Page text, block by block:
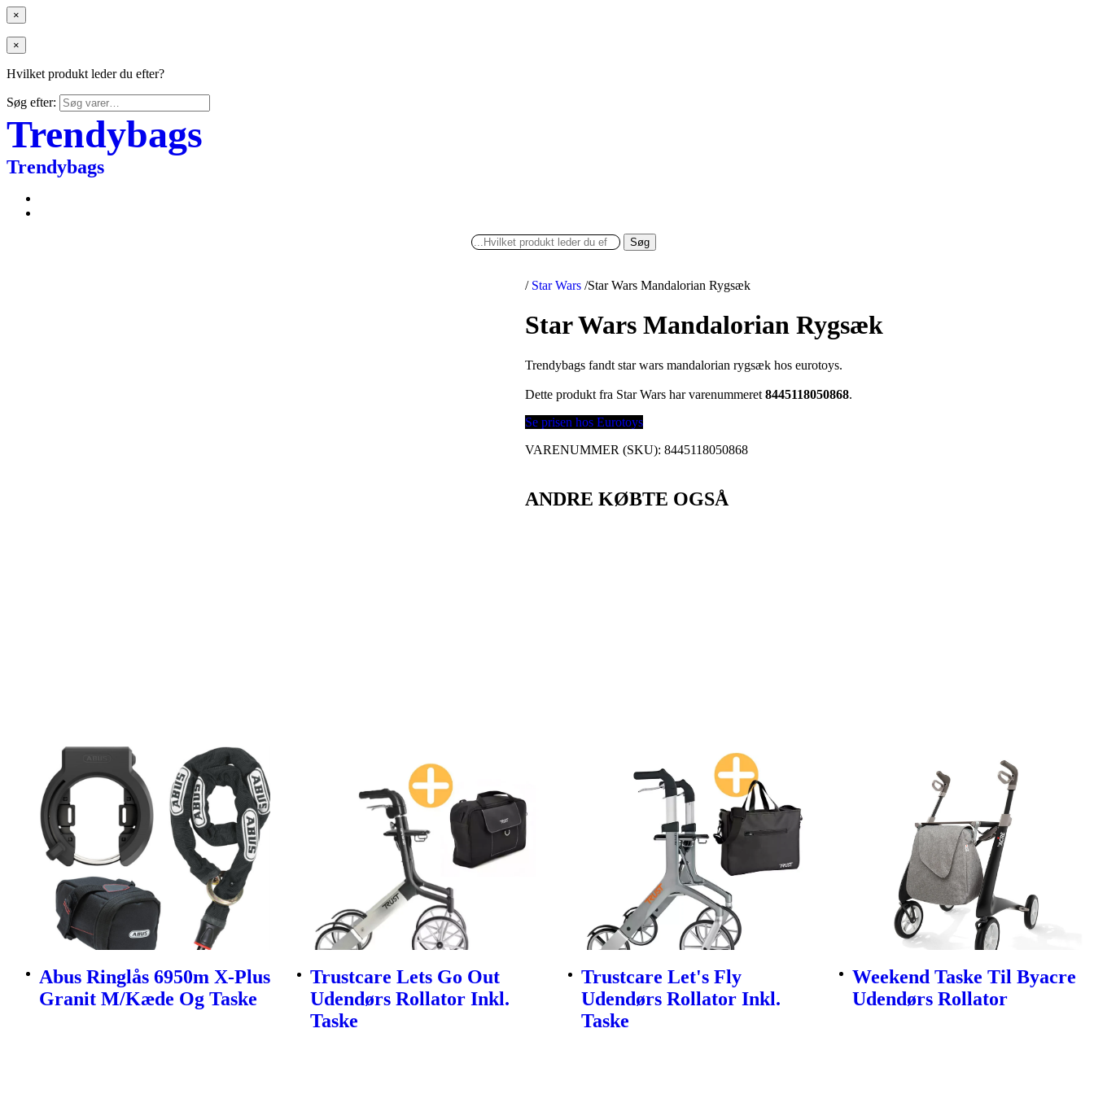
×
×
Hvilket produkt leder du efter?
Søg efter:
Trendybags
Trendybags
Søg
/ Star Wars /Star Wars Mandalorian Rygsæk
Star Wars Mandalorian Rygsæk
Trendybags fandt star wars mandalorian rygsæk hos eurotoys.
Dette produkt fra Star Wars har varenummeret8445118050868.
Se prisen hos Eurotoys
VARENUMMER (SKU):8445118050868
ANDRE KØBTE OGSÅ
Abus Ringlås 6950m X-Plus
Granit M/Kæde Og Taske
Trustcare Lets Go Out
Udendørs Rollator Inkl.
Taske
Trustcare Let's Fly
Udendørs Rollator Inkl.
Taske
Weekend Taske Til Byacre
Udendørs Rollator